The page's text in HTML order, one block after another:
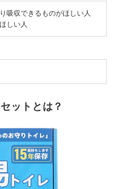
吸収できるものがほしい人
しい人
ットとは？